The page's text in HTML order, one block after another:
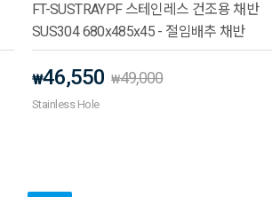
FT-SUSTRAYPF 스테인레스 건조용 채반
SUS304 680x485x45 - 절임배추 채반
₩46,550 ₩49,000
Stainless Hole